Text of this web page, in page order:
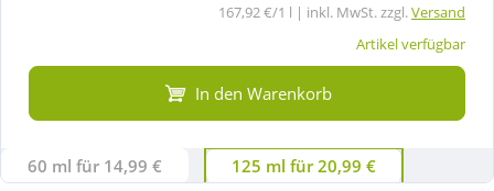
167,92 €/1 l | inkl. MwSt. zzgl.Versand
Artikel verfügbar
In den Warenkorb
60 ml für 14,99 € 125 ml für 20,99 €